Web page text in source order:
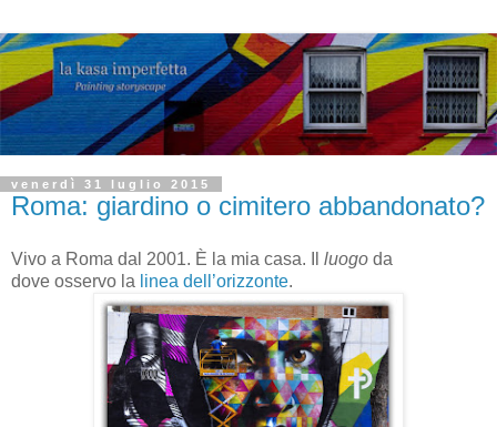
venerdì 31 luglio 2015
Roma: giardino o cimitero abbandonato?
Vivo a Roma dal 2001. È la mia casa. Il luogo da
dove osservo la linea dell’orizzonte.